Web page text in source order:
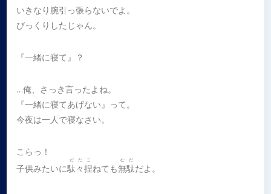
いきなり腕引っ張らないでよ。
びっくりしたじゃん。
『一緒に寝て』？
…俺、さっき言ったよね。
『一緒に寝てあげない』って。
今夜は一人で寝なさい。
こらっ！
子供みたいに駄々捏
だだこ
ねても無駄
むだ
だよ。